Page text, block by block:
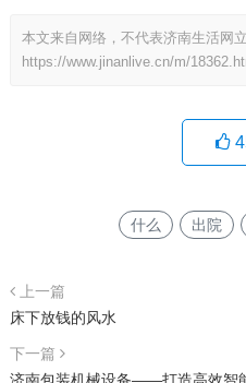
本文来自网络，不代表济南生活网
https://www.jinanlive.cn/m/
什么 出院
上一篇
床下放钱的风水
下一篇
济南包装机械设备——打造高效智